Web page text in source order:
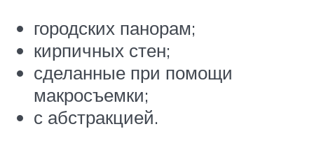
городских панорам;
кирпичных стен;
сделанные при помощи
макросъемки;
с абстракцией.